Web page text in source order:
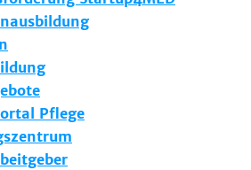
Pflege